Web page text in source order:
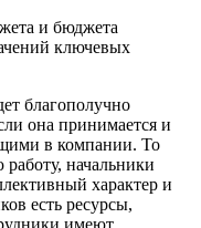
и бюджета
ключевых
благополучно
она принимается и
в компании. То
начальники
характер и
есть ресурсы,
имеют